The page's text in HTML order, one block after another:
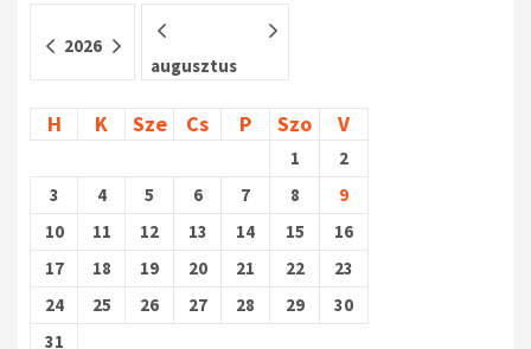
2026
augusztus
H K Sze Cs P Szo V
1
2
3
4 5 6 7 8
9
10
11 12 13 14 15
16
17
18 19 20 21 22
23
24
25 26 27 28 29
30
31